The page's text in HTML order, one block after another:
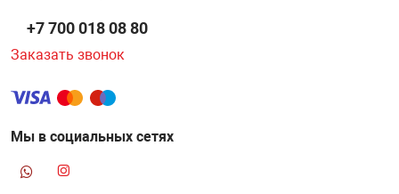
+7 700 018 08 80
Заказать звонок
Мы в социальных сетях